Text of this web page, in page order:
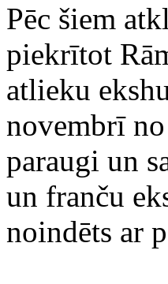
Pēc šiem
piekrītot
atlieku
novembrī
paraugi un
un franču
noindēts ar